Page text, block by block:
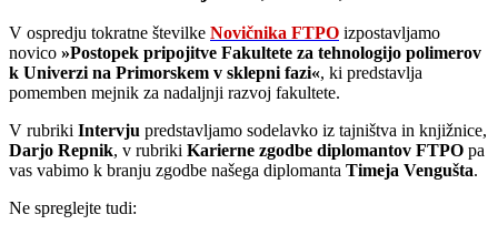
V ospredju tokratne številke Novičnika FTPO izpostavljamo
novico »Postopek pripojitve Fakultete za tehnologijo polimerov
k Univerzi na Primorskem v sklepni fazi«, ki predstavlja
pomemben mejnik za nadaljnji razvoj fakultete.
V rubriki Intervju predstavljamo sodelavko iz tajništva in knjižnice,
Darjo Repnik, v rubriki Karierne zgodbe diplomantov FTPO pa
vas vabimo k branju zgodbe našega diplomanta Timeja Vengušta.
Ne spreglejte tudi: